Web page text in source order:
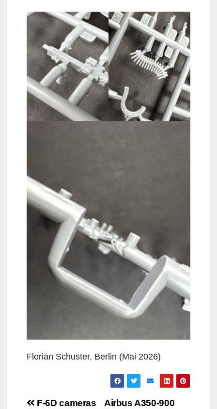
Florian Schuster, Berlin (Mai 2026)
Beitragsnavigation
Airbus A350-900
F-6D cameras